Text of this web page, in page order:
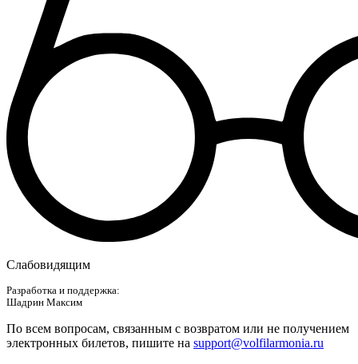
Слабовидящим
Разработка и поддержка:
Шадрин Максим
По всем вопросам, связанным с возвратом или не получением
электронных билетов, пишите на support@volfilarmonia.ru